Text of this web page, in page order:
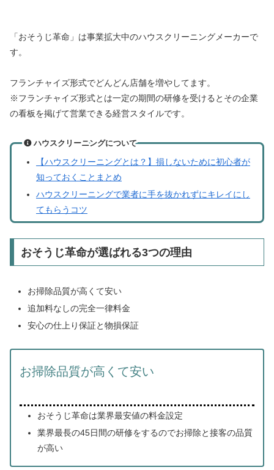
「おそうじ革命」は事業拡大中のハウスクリーニングメーカーで
す。
フランチャイズ形式でどんどん店舗を増やしてます。
※フランチャイズ形式とは一定の期間の研修を受けるとその企業
の看板を掲げて営業できる経営スタイルです。
ハウスクリーニングについて
【ハウスクリーニングとは？】損しないために初心者が
知っておくことまとめ
ハウスクリーニングで業者に手を抜かれずにキレイにし
てもらうコツ
おそうじ革命が選ばれる3つの理由
お掃除品質が高くて安い
追加料なしの完全一律料金
安心の仕上り保証と物損保証
お掃除品質が高くて安い
おそうじ革命は業界最安値の料金設定
業界最長の45日間の研修をするのでお掃除と接客の品質
が高い